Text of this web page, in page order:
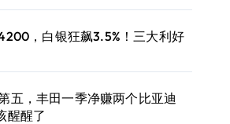
，白银狂飙3.5%！三大利好
五，丰田一季净赚两个比亚迪
醒醒了